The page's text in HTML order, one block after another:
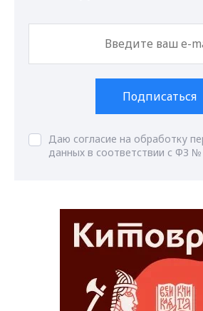
Подписаться
Даю согласие на обработку
данных в соответствии с ФЗ №